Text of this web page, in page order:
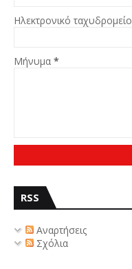
Ηλεκτρονικό ταχυδρομείο
Μήνυμα *
RSS
Αναρτήσεις
Σχόλια